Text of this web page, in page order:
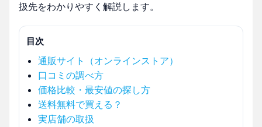
扱先をわかりやすく解説します。
目次
通販サイト（オンラインストア）
口コミの調べ方
価格比較・最安値の探し方
送料無料で買える？
実店舗の取扱